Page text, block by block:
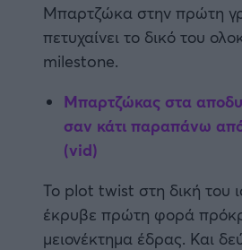
Λίβερπουλ
Τσέλσι
Άρσεναλ
Μίλαν
Μπαρτζώκα στην πρώτη
πετυχαίνει το δικό του
milestone.
Μπαρτζώκας στα
σαν κάτι παραπάνω
(vid)
Το plot twist στη δική του
έκρυβε πρώτη φορά
μειονέκτημα έδρας. Και